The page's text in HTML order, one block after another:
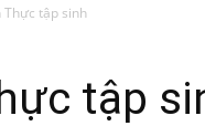
Thực tập sinh
tập